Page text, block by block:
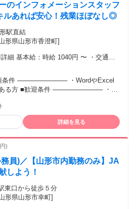
✅転職回数不問 ✅フルリモート（完
勤務（リモートワーク）OK ✨長期
OK ✱大量募集
50％以上 ✱面接1回 ✱リモート面接Ok
のインフォメーションスタッフ
ルあれば安心！残業ほぼなし◎
駅直結
形県山形市香澄町]
基本給：時給 1040円 〜 ・交通費
条件 ─────────── ・WordやExcel
・英
すことが好きな方 ・笑顔で対応できる
に歓迎します。 ※翻訳機器も完備して
ライフスタイルに合わせた 働き方が可
詳細を見る
)
員)／【山形市内勤務のみ】JA
しよう！
東口から徒歩５分
形県山形市幸町]